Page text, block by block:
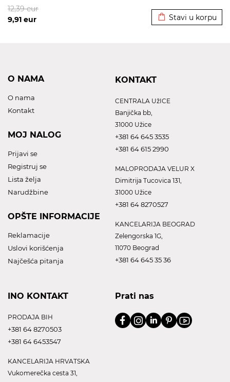
9,91 eur
12,39eur
Stavi u korpu
O NAMA
O nama
Kontakt
MOJ NALOG
Prijavi se
Registruj se
Lista želja
Narudžbine
OPŠTE INFORMACIJE
Reklamacije
Uslovi korišćenja
Najčešća pitanja
KONTAKT
CENTRALA UžICE
Banjička bb,
31000 Užice
+381 64 645 3535
+381 64 615 2990
MALOPRODAJA VELUR X
Dimitrija Tucovica 131,
31000 Užice
+381 64 8270527
KANCELARIJA BEOGRAD
Zelengorska 1G,
11070 Beograd
+381 64 645 35 36
INO KONTAKT
PRODAJA BIH
+381 64 8270503
+381 64 6453547
KANCELARIJA HRVATSKA
Vukomerečka cesta 31,
Prati nas